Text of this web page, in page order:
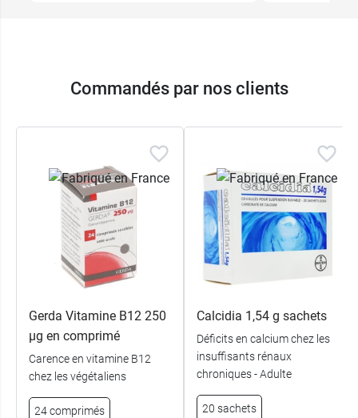
Commandés par nos clients
Gerda Vitamine B12 250
µg en comprimé
Carence en vitamine B12
chez les végétaliens
24 comprimés
Calcidia 1,54 g sachets
Déficits en calcium chez les
insuffisants rénaux
chroniques - Adulte
20 sachets